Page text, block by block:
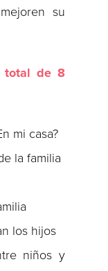
su
total de 8
mi casa?
la familia
los hijos
niños y